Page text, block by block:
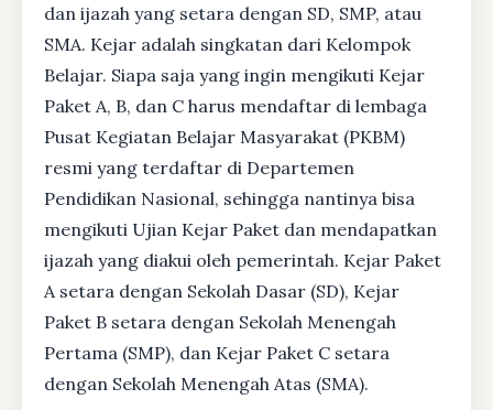
dan ijazah yang setara dengan SD, SMP, atau
SMA. Kejar adalah singkatan dari Kelompok
Belajar. Siapa saja yang ingin mengikuti Kejar
Paket A, B, dan C harus mendaftar di lembaga
Pusat Kegiatan Belajar Masyarakat (PKBM)
resmi yang terdaftar di Departemen
Pendidikan Nasional, sehingga nantinya bisa
mengikuti Ujian Kejar Paket dan mendapatkan
ijazah yang diakui oleh pemerintah. Kejar Paket
A setara dengan Sekolah Dasar (SD), Kejar
Paket B setara dengan Sekolah Menengah
Pertama (SMP), dan Kejar Paket C setara
dengan Sekolah Menengah Atas (SMA).